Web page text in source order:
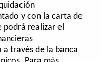
y con la carta de
podrá realizar el
través de la banca